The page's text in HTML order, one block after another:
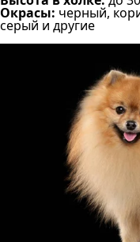
Окрасы: черный,
серый и другие